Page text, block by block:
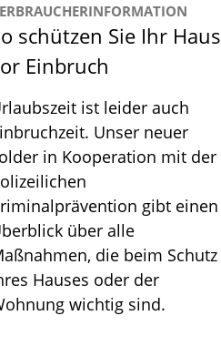
schützen Sie Ihr Haus
Einbruch
ist leider auch
Unser neuer
in Kooperation mit der
gibt einen
über alle
die beim Schutz
Hauses oder der
wichtig sind.